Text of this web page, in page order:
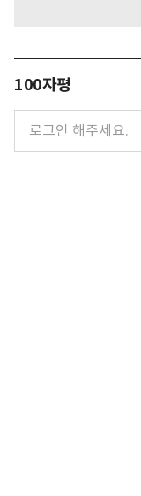
100자평